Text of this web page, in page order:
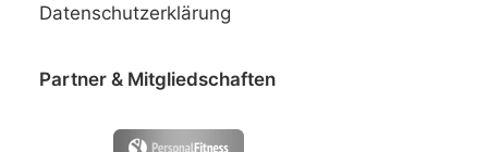
Datenschutzerklärung
Partner & Mitgliedschaften